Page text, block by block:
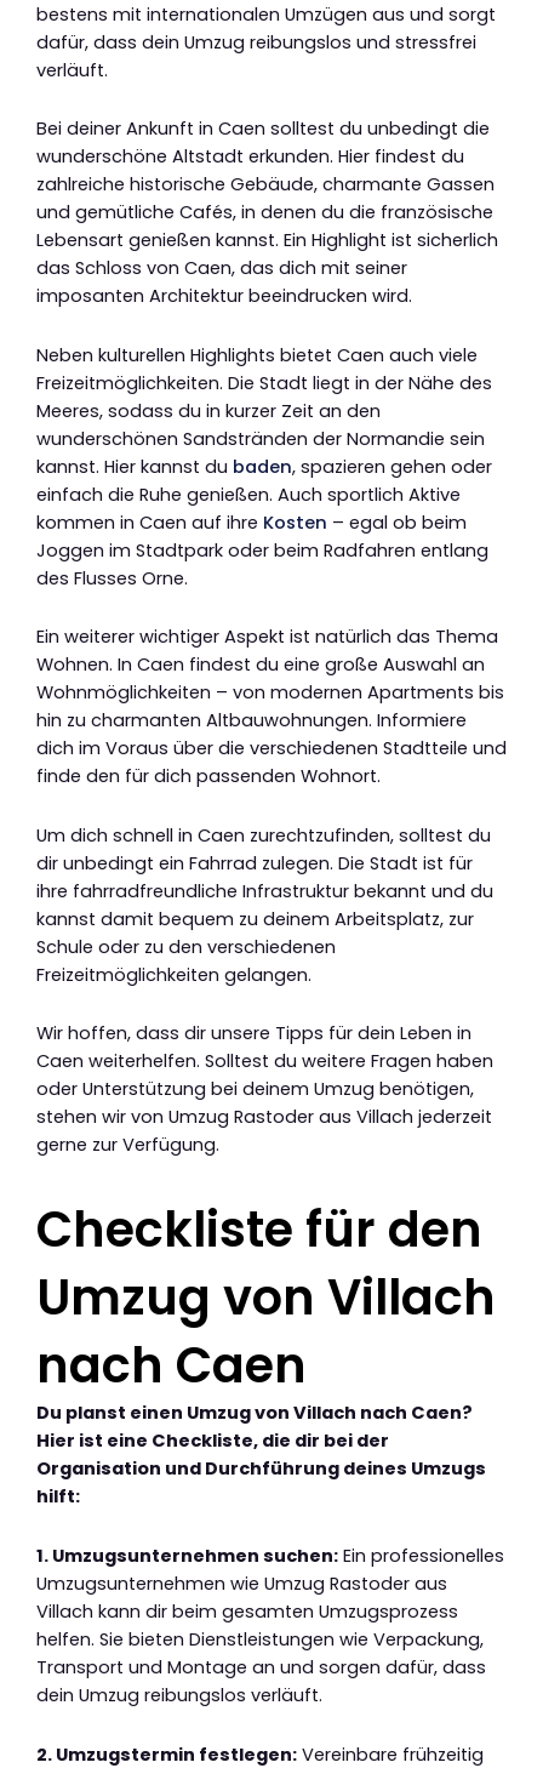
bestens mit internationalen Umzügen aus und sorgt
dafür, dass dein Umzug reibungslos und stressfrei
verläuft.
Bei deiner Ankunft in Caen solltest du unbedingt die
wunderschöne Altstadt erkunden. Hier findest du
zahlreiche historische Gebäude, charmante Gassen
und gemütliche Cafés, in denen du die französische
Lebensart genießen kannst. Ein Highlight ist sicherlich
das Schloss von Caen, das dich mit seiner
imposanten Architektur beeindrucken wird.
Neben kulturellen Highlights bietet Caen auch viele
Freizeitmöglichkeiten. Die Stadt liegt in der Nähe des
Meeres, sodass du in kurzer Zeit an den
wunderschönen Sandstränden der Normandie sein
kannst. Hier kannst du baden, spazieren gehen oder
einfach die Ruhe genießen. Auch sportlich Aktive
kommen in Caen auf ihre Kosten – egal ob beim
Joggen im Stadtpark oder beim Radfahren entlang
des Flusses Orne.
Ein weiterer wichtiger Aspekt ist natürlich das Thema
Wohnen. In Caen findest du eine große Auswahl an
Wohnmöglichkeiten – von modernen Apartments bis
hin zu charmanten Altbauwohnungen. Informiere
dich im Voraus über die verschiedenen Stadtteile und
finde den für dich passenden Wohnort.
Um dich schnell in Caen zurechtzufinden, solltest du
dir unbedingt ein Fahrrad zulegen. Die Stadt ist für
ihre fahrradfreundliche Infrastruktur bekannt und du
kannst damit bequem zu deinem Arbeitsplatz, zur
Schule oder zu den verschiedenen
Freizeitmöglichkeiten gelangen.
Wir hoffen, dass dir unsere Tipps für dein Leben in
Caen weiterhelfen. Solltest du weitere Fragen haben
oder Unterstützung bei deinem Umzug benötigen,
stehen wir von Umzug Rastoder aus Villach jederzeit
gerne zur Verfügung.
Checkliste für den
Umzug von Villach
nach Caen
Du planst einen Umzug von Villach nach Caen?
Hier ist eine Checkliste, die dir bei der
Organisation und Durchführung deines Umzugs
hilft:
1. Umzugsunternehmen suchen: Ein professionelles
Umzugsunternehmen wie Umzug Rastoder aus
Villach kann dir beim gesamten Umzugsprozess
helfen. Sie bieten Dienstleistungen wie Verpackung,
Transport und Montage an und sorgen dafür, dass
dein Umzug reibungslos verläuft.
2. Umzugstermin festlegen: Vereinbare frühzeitig